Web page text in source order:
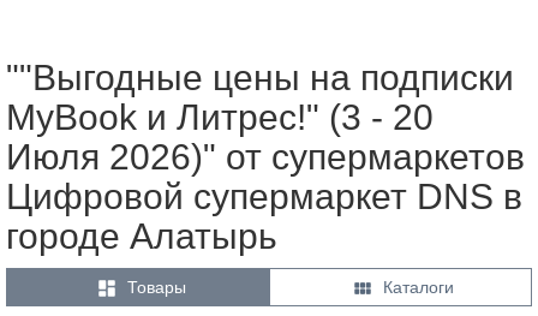
""Выгодные цены на подписки
MyBook и Литрес!" (3 - 20
Июля 2026)" от супермаркетов
Цифровой супермаркет DNS в
городе Алатырь
 Товары  Каталоги